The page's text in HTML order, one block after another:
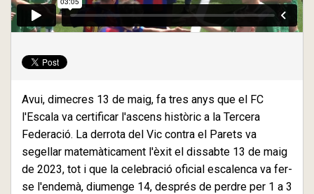
Avui, dimecres 13 de maig, fa tres anys que el FC
l'Escala va certificar l'ascens històric a la Tercera
Federació. La derrota del Vic contra el Parets va
segellar matemàticament l'èxit el dissabte 13 de maig
de 2023, tot i que la celebració oficial escalenca va fer-
se l'endemà, diumenge 14, després de perdre per 1 a 3